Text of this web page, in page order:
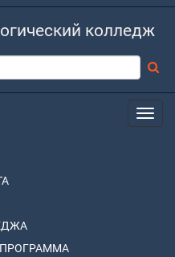
колледж